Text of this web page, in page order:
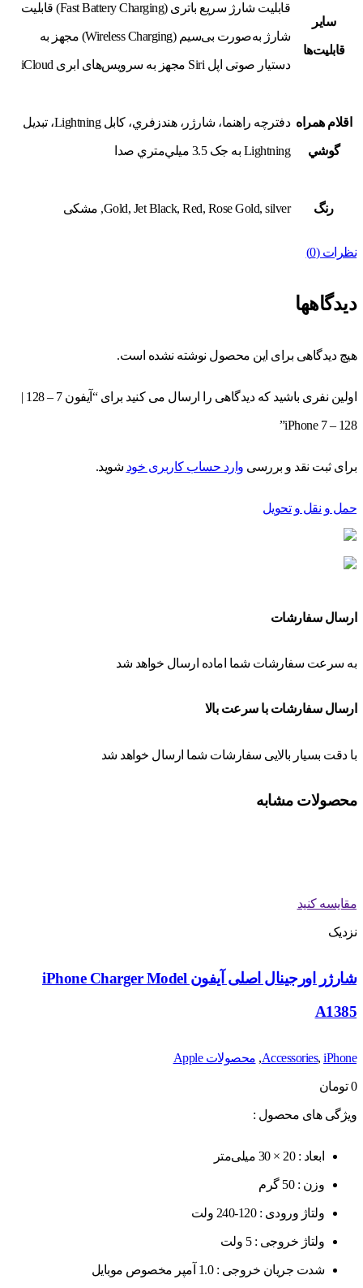
ساير
قابليت‌ها
قابلیت شارژ سریع باتری (Fast Battery Charging) قابلیت
شارژ به‌صورت بی‌سیم (Wireless Charging) مجهز به
دستیار صوتی اپل Siri مجهز به سرویس‌های ابری iCloud
اقلام همراه
گوشي
دفترچه‌ راهنما، شارژر، هندزفري، کابل Lightning، تبديل
Lightning به جک 3.5 ميلي‌متري صدا
رنگ Gold, Jet Black, Red, Rose Gold, silver, مشکی
نظرات (0)
دیدگاهها
هیچ دیدگاهی برای این محصول نوشته نشده است.
اولین نفری باشید که دیدگاهی را ارسال می کنید برای “آیفون 7 – 128 |
iPhone 7 – 128”
برای ثبت نقد و بررسی وارد حساب کاربری خود شوید.
حمل و نقل و تحویل
ارسال سفارشات
به سرعت سفارشات شما اماده ارسال خواهد شد
ارسال سفارشات با سرعت بالا
با دقت بسیار بالایی سفارشات شما ارسال خواهد شد
محصولات مشابه
مقایسه کنید
نزدیک
شارژر اورجینال اصلی آیفون iPhone Charger Model
A1385
Accessories, iPhone
, محصولات Apple
0 تومان
ویژگی های محصول :
ابعاد :20 × 30 میلی‌متر
وزن :50 گرم
ولتاژ ورودی :120-240 ولت
ولتاژ خروجی :5 ولت
شدت جریان خروجی :1.0 آمپر مخصوص موبایل